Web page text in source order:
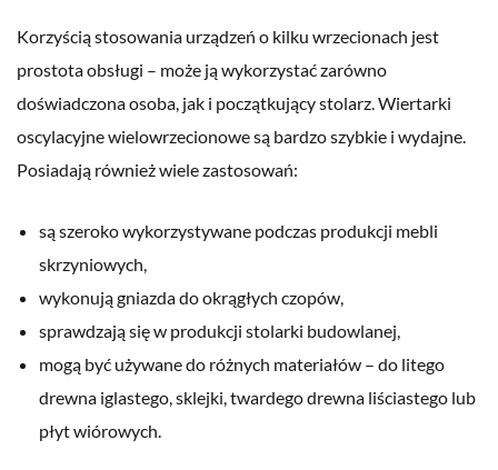
Korzyścią stosowania urządzeń o kilku wrzecionach jest
prostota obsługi – może ją wykorzystać zarówno
doświadczona osoba, jak i początkujący stolarz. Wiertarki
oscylacyjne wielowrzecionowe są bardzo szybkie i wydajne.
Posiadają również wiele zastosowań:
są szeroko wykorzystywane podczas produkcji mebli
skrzyniowych,
wykonują gniazda do okrągłych czopów,
sprawdzają się w produkcji stolarki budowlanej,
mogą być używane do różnych materiałów – do litego
drewna iglastego, sklejki, twardego drewna liściastego lub
płyt wiórowych.